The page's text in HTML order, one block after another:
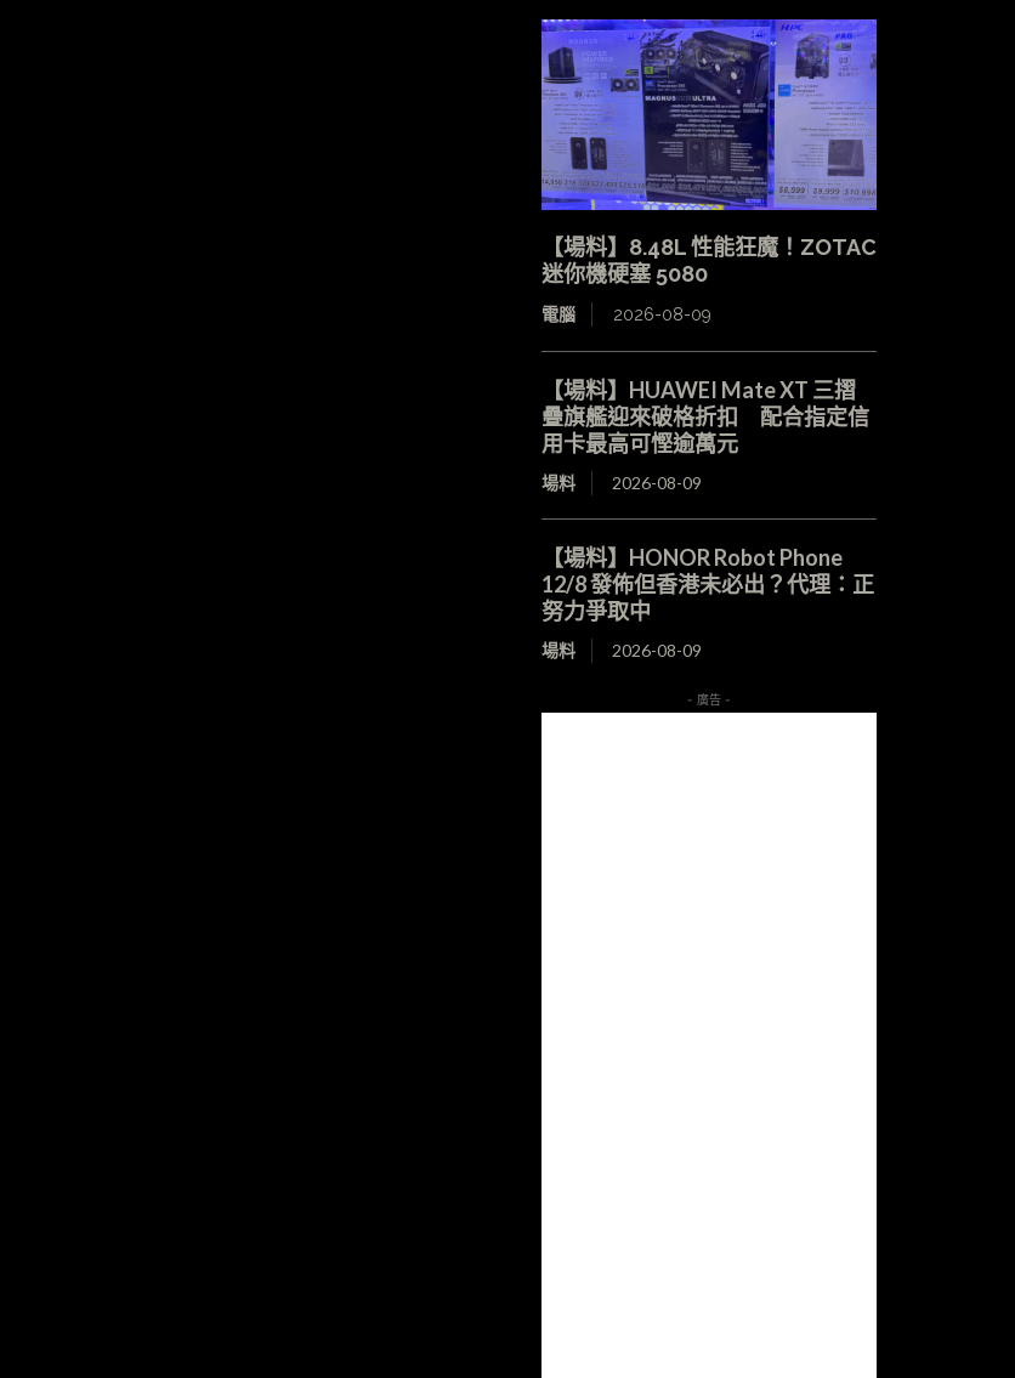
【場料】8.48L 性能狂魔！ZOTAC
迷你機硬塞 5080
電腦 2026-08-09
【場料】HUAWEI Mate XT 三摺
疊旗艦迎來破格折扣 配合指定信
用卡最高可慳逾萬元
場料 2026-08-09
【場料】HONOR Robot Phone
12/8 發佈但香港未必出？代理：正
努力爭取中
場料 2026-08-09
- 廣告 -